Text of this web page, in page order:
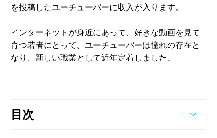
を投稿したユーチューバーに収入が入ります。
インターネットが身近にあって、好きな動画を見て
育つ若者にとって、ユーチューバーは憧れの存在と
なり、新しい職業として近年定着しました。
目次